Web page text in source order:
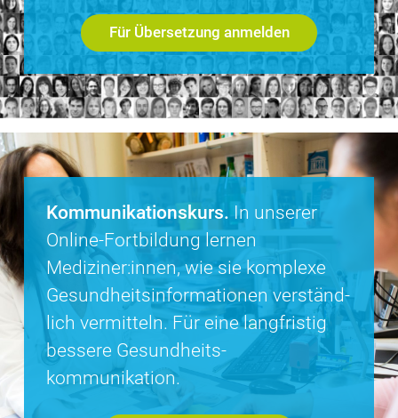
Für Übersetzung anmelden
Kommunikationskurs. In unserer
Online-Fortbildung lernen
Mediziner:innen, wie sie komplexe
Gesund­heits­in­for­ma­tionen verständ­
lich vermitteln. Für eine langfristig
bessere Gesundheits­
kommunikation.